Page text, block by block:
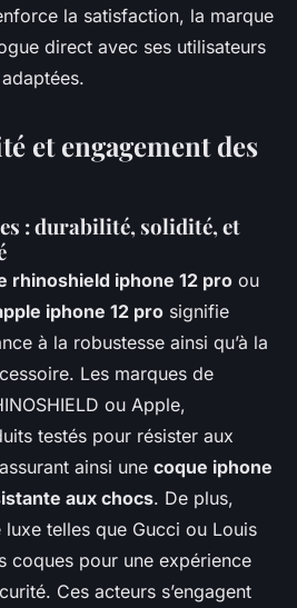
la satisfaction, la marque
direct avec ses utilisateurs
et engagement des
: durabilité, solidité, et
rhinoshield iphone 12 pro ou
iphone 12 pro signifie
à la robustesse ainsi qu’à la
Les marques de
ou Apple,
testés pour résister aux
ainsi une coque iphone
aux chocs. De plus,
telles que Gucci ou Louis
coques pour une expérience
Ces acteurs s’engagent